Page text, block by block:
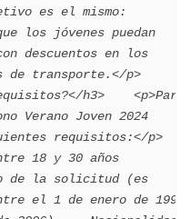
es el mismo:
los jóvenes puedan
descuentos en los
de transporte.</p>
h3>    <p>Para
Verano Joven 2024
requisitos:</p>
18 y 30 años
de la solicitud (es
el 1 de enero de 1994